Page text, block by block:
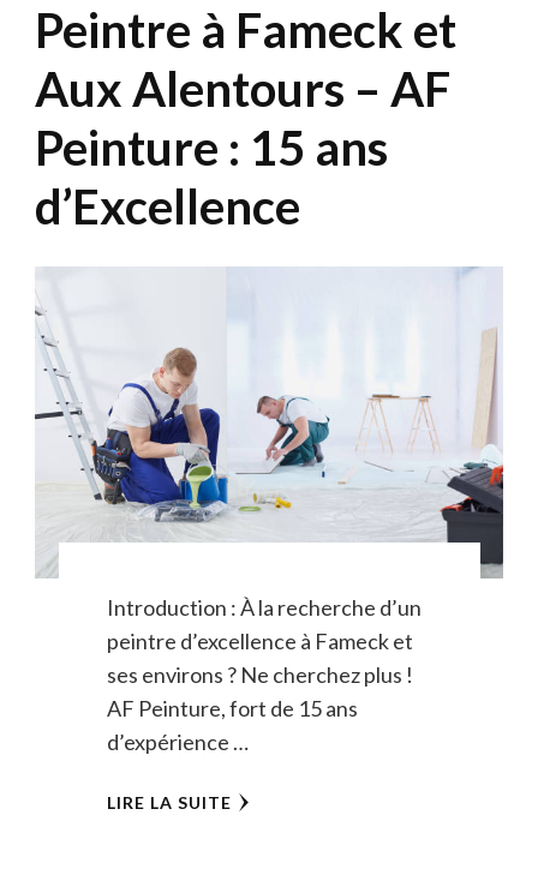
Peintre à Fameck et
Aux Alentours – AF
Peinture : 15 ans
d’Excellence
Introduction : À la recherche d’un
peintre d’excellence à Fameck et
ses environs ? Ne cherchez plus !
AF Peinture, fort de 15 ans
d’expérience …
LIRE LA SUITE